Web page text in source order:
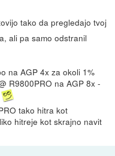
tako da pregledajo tvoj
ali pa samo odstranil
na AGP 4x za okoli 1%
R9800PRO na AGP 8x -
tako hitra kot
hitreje kot skrajno navit